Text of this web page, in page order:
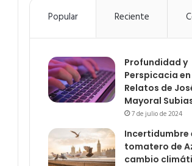
Popular Reciente
Profundidad y
Perspicacia
Relatos de
Mayoral
7 de julio de 2024
Incertidumbre
tomatero de
cambio